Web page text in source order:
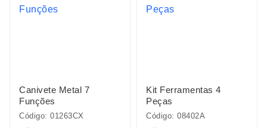
Canivete Metal 7
Funções
Código: 01263CX
Kit Ferramentas 4
Peças
Código: 08402A